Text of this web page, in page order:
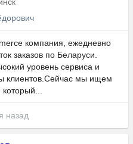
компания, ежедневно
заказов по Беларуси.
уровень сервиса и
клиентов.Сейчас мы ищем
назад